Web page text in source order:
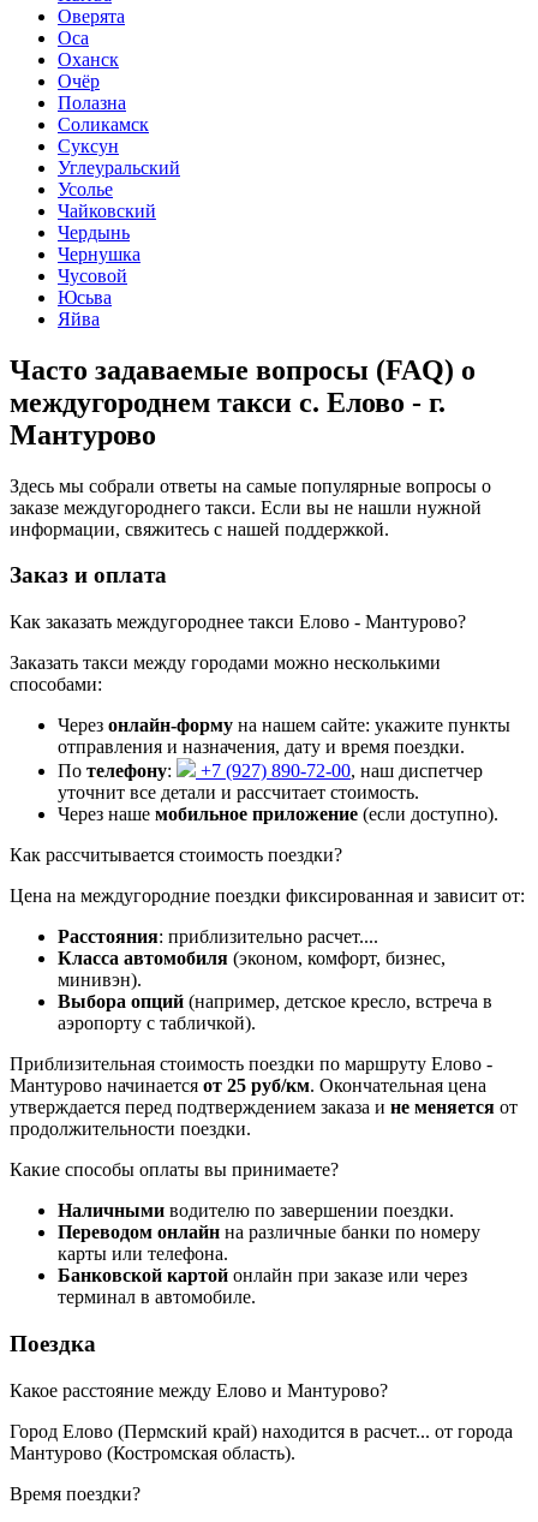
Оверята
Оса
Оханск
Очёр
Полазна
Соликамск
Суксун
Углеуральский
Усолье
Чайковский
Чердынь
Чернушка
Чусовой
Юсьва
Яйва
Часто задаваемые вопросы (FAQ) о
междугороднем такси с. Елово - г.
Мантурово
Здесь мы собрали ответы на самые популярные вопросы о
заказе междугороднего такси. Если вы не нашли нужной
информации, свяжитесь с нашей поддержкой.
Заказ и оплата
Как заказать междугороднее такси Елово - Мантурово?
Заказать такси между городами можно несколькими
способами:
Через онлайн-форму на нашем сайте: укажите пункты
отправления и назначения, дату и время поездки.
По телефону: +7 (927) 890-72-00, наш диспетчер
уточнит все детали и рассчитает стоимость.
Через наше мобильное приложение (если доступно).
Как рассчитывается стоимость поездки?
Цена на междугородние поездки фиксированная и зависит от:
Расстояния: приблизительно расчет....
Класса автомобиля (эконом, комфорт, бизнес,
минивэн).
Выбора опций (например, детское кресло, встреча в
аэропорту с табличкой).
Приблизительная стоимость поездки по маршруту Елово -
Мантурово начинается от 25 руб/км. Окончательная цена
утверждается перед подтверждением заказа и не меняется от
продолжительности поездки.
Какие способы оплаты вы принимаете?
Наличными водителю по завершении поездки.
Переводом онлайн на различные банки по номеру
карты или телефона.
Банковской картой онлайн при заказе или через
терминал в автомобиле.
Поездка
Какое расстояние между Елово и Мантурово?
Город Елово (Пермский край) находится в расчет... от города
Мантурово (Костромская область).
Время поездки?